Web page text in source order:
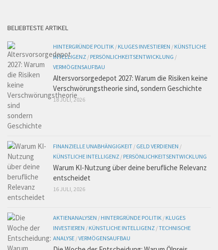
BELIEBTESTE ARTIKEL
HINTERGRÜNDE POLITIK / KLUGES INVESTIEREN / KÜNSTLICHE
INTELLIGENZ / PERSÖNLICHKEITSENTWICKLUNG /
VERMÖGENSAUFBAU
Altersvorsorgedepot 2027: Warum die Risiken keine
Verschwörungstheorie sind, sondern Geschichte
18 JULI, 2026
FINANZIELLE UNABHÄNGIGKEIT / GELD VERDIENEN /
KÜNSTLICHE INTELLIGENZ / PERSÖNLICHKEITSENTWICKLUNG
Warum KI-Nutzung über deine berufliche Relevanz
entscheidet
16 JULI, 2026
AKTIENANALYSEN / HINTERGRÜNDE POLITIK / KLUGES
INVESTIEREN / KÜNSTLICHE INTELLIGENZ /TECHNISCHE
ANALYSE /VERMÖGENSAUFBAU